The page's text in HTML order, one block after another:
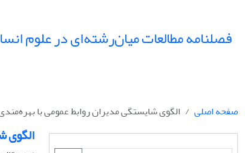
فصلنامه مطالعات میان‌رشته‌ای در علوم
صفحه اصلی الگوی شایستگی مدیران روابط عمومی با
الگوی